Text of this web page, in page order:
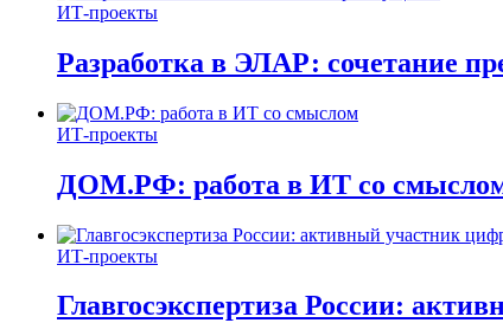
ИТ-проекты
Разработка в ЭЛАР: сочетание
ИТ-проекты
ДОМ.РФ: работа в ИТ со
ИТ-проекты
Главгосэкспертиза России: